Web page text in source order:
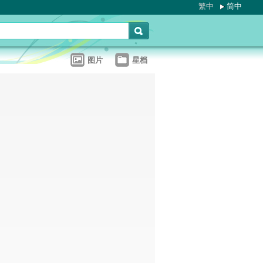
繁中 简中
图片 星档